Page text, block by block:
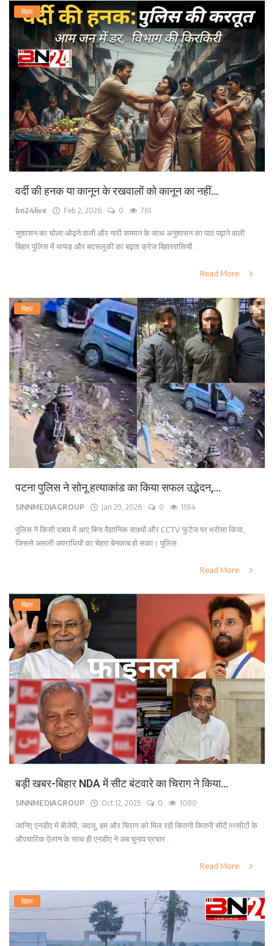
बिहार
वर्दी की हनक या कानून के रखवालों को कानून का नहीं...
bn24live Feb 2, 2026 0 761
सुशासन का चोला ओढ़ने वाली और नारी सम्मान के साथ अनुशासन का पाठ पढ़ाने वाली
बिहार पुलिस में थप्पड़ और बदसलूकी का बढ़ता क्रेज बिहारवासियों...
Read More
बिहार
पटना पुलिस ने सोनू हत्याकांड का किया सफल उद्भेदन,...
SINNMEDIAGROUP Jan 29, 2026 0 1184
पुलिस ने किसी दबाव में आए बिना वैज्ञानिक साक्ष्यों और CCTV फुटेज पर भरोसा किया,
जिससे असली अपराधियों का चेहरा बेनकाब हो सका। पुलिस...
Read More
बिहार
बड़ी खबर-बिहार NDA में सीट बंटवारे का चिराग ने किया...
SINNMEDIAGROUP Oct 12, 2025 0 1080
जानिए एनडीए में बीजेपी, जदयू, हम और चिराग को मिल रही कितनी कितनी सीटें !!!!सीटों के
औपचारिक ऐलान के साथ ही एनडीए ने अब चुनाव प्रचार...
Read More
बिहार